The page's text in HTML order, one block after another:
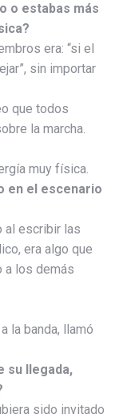
o estabas más
era: “si el
sin importar
que todos
la marcha.
muy física.
en el escenario
al escribir las
era algo que
a los demás
la banda, llamó
su llegada,
sido invitado